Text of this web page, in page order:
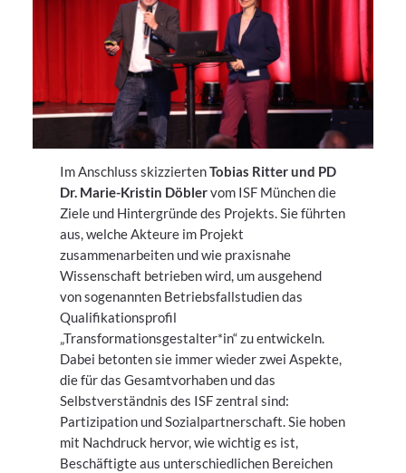
Im Anschluss skizziertenTobias Ritter und PD
Dr. Marie-Kristin Döblervom ISF München die
Ziele und Hintergründe des Projekts. Sie führten
aus, welche Akteure im Projekt
zusammenarbeiten und wie praxisnahe
Wissenschaft betrieben wird, um ausgehend
von sogenannten Betriebsfallstudien das
Qualifikationsprofil
„Transformationsgestalter*in“ zu entwickeln.
Dabei betonten sie immer wieder zwei Aspekte,
die für das Gesamtvorhaben und das
Selbstverständnis des ISF zentral sind:
Partizipation und Sozialpartnerschaft. Sie hoben
mit Nachdruck hervor, wie wichtig es ist,
Beschäftigte aus unterschiedlichen Bereichen